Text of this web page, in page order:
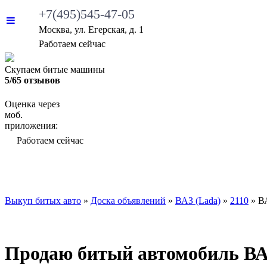
+7(495)545-47-05
Москва, ул. Егерская, д. 1
Работаем сейчас
Скупаем битые машины
5/65 отзывов
Оценка через
моб.
приложения:
Работаем сейчас
Выкуп битых авто » Доска объявлений » ВАЗ (Lada) » 2110 »
Продаю битый автомобиль